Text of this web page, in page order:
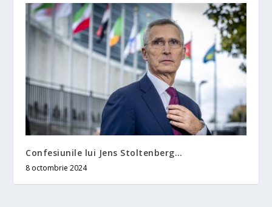
Confesiunile lui Jens Stoltenberg…
8 octombrie 2024